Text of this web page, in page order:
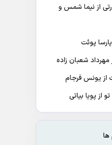
از نیما شمس و
پوئت
مهرداد شعبان زاده
از یونس فرجام
از پویا بیاتی
ها